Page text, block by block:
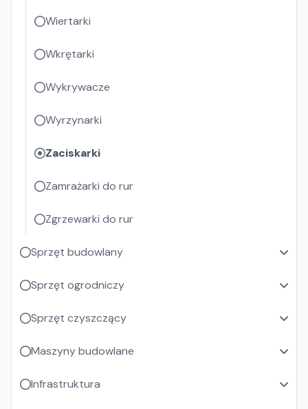
Wiertarki
Wkrętarki
Wykrywacze
Wyrzynarki
Zaciskarki
Zamrażarki do rur
Zgrzewarki do rur
Sprzęt budowlany
Sprzęt ogrodniczy
Sprzęt czyszczący
Maszyny budowlane
Infrastruktura